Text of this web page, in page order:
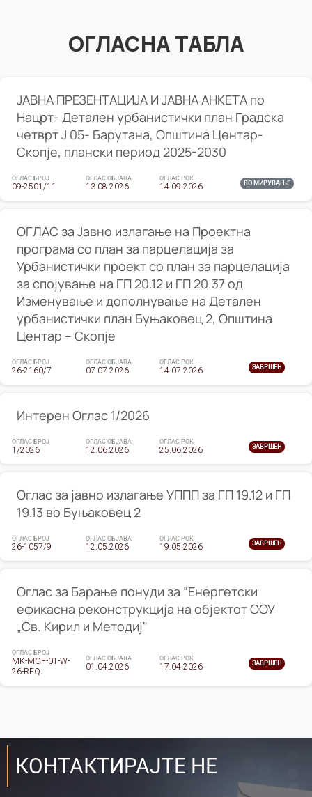
ОГЛАСНА ТАБЛА
ЈАВНА ПРЕЗЕНТАЦИЈА И ЈАВНА АНКЕТА по
Нацрт- Детален урбанистички план Градска
четврт Ј 05- Барутана, Општина Центар-
Скопје, плански период 2025-2030
ОГЛАС БРОЈ
09-2501/11
ОГЛАС ОБЈАВА
13.08.2026
ОГЛАС РОК
14.09.2026 ВО МИРУВАЊЕ
ОГЛАС за Јавно излагање на Проектна
програма со план за парцелација за
Урбанистички проект со план за парцелација
за спојување на ГП 20.12 и ГП 20.37 од
Изменување и дополнување на Детален
урбанистички план Буњаковец 2, Општина
Центар – Скопје
ОГЛАС БРОЈ
26-2160/7
ОГЛАС ОБЈАВА
07.07.2026
ОГЛАС РОК
14.07.2026 ЗАВРШЕН
Интерен Оглас 1/2026
ОГЛАС БРОЈ
1/2026
ОГЛАС ОБЈАВА
12.06.2026
ОГЛАС РОК
25.06.2026 ЗАВРШЕН
Оглас за јавно излагање УППП за ГП 19.12 и ГП
19.13 во Буњаковец 2
ОГЛАС БРОЈ
26-1057/9
ОГЛАС ОБЈАВА
12.05.2026
ОГЛАС РОК
19.05.2026 ЗАВРШЕН
Оглас за Барање понуди за “Енергетски
ефикасна реконструкција на објектот ООУ
„Св. Кирил и Методиј"
ОГЛАС БРОЈ
MK-MOF-01-W-
26-RFQ.
ОГЛАС ОБЈАВА
01.04.2026
ОГЛАС РОК
17.04.2026 ЗАВРШЕН
КОНТАКТИРАЈТЕ НЕ